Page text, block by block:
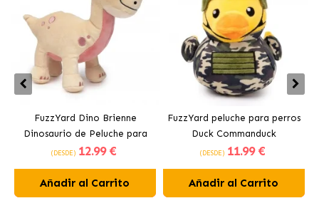
FuzzYard Dino Brienne
Dinosaurio de Peluche para
Perros
(DESDE) 12.99 €
Añadir al Carrito
FuzzYard peluche para perros
Duck Commanduck
(DESDE) 11.99 €
Añadir al Carrito